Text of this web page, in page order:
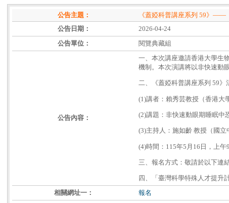
公告主題：
《蓋婭科普講座系列 59》——
公告日期：
2026-04-24
公告單位：
閱覽典藏組
公告內容：
一、本次講座邀請香港大學生
機制。本次演講將以非快速動
二、《蓋婭科普講座系列 59》
(1)講者：賴秀芸教授（香港大
(2)講題：非快速動眼期睡眠中
(3)主持人：施如齡 教授（國立
(4)時間：115年5月16日，上午
三、報名方式：敬請於以下連
四、「臺灣科學特殊人才提升
相關網址一：
報名